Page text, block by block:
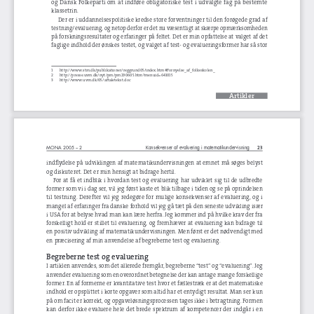
Artikler
og  Dansk  Folkeparti  om  at  indføre  obligatoriske  test  i  udvalgte  fag  på  bestemte
klassetrin.
      Der  er  i  uddannelsespolitiske  kredse  store  forventninger  til  den  forøgede  grad  af
testning/evaluering, og netop derfor er det nu væsentligt at skærpe opmærksomheden
på forskningsresultater og erfaringer på feltet. Det er min opfattelse at valget af det
faglige indhold der ønskes testet, og valget af test- og evalueringsformer har så stor
1        http://www.stm.dk/publikationer/reggrund05/index.htm#Fornyelse_af_folkeskolen_
2       http://presse.uvm.dk/nyt/pm/pm290605.htm?menuid=641015
3       http://www.uvm.dk/05/aftaletekst.doc
MONA 2005 – 2 Konsekvenser af evaluering i matematikundervisning 23
indfl
  ydelse  på  udviklingen  af  matematikundervisningen  at  emnet  må  søges  belyst
og diskuteret. Det er min hensigt at bidrage hertil.
      For  at  få  et  indblik  i  hvordan  test  og  evaluering  har  udviklet  sig  til  de  udbredte
former som vi i dag ser, vil jeg først kaste et blik tilbage i tiden og se på oprindelsen
til  testning.  Derefter  vil  jeg  redegøre  for  mulige  konsekvenser  af  evaluering,  og  i
mangel af erfaringer fra danske forhold vil jeg gå tæt på den seneste udvikling især
i USA for at belyse hvad man kan lære herfra. Jeg kommer ind på hvilke krav der fra
forskelligt  hold  er  stillet  til  evaluering,  og  fremhæver  at  evaluering  kan  bidrage  til
en positiv udvikling af matematikundervisningen. Men først er det nødvendigt med
en præcisering af min anvendelse af begreberne test og evaluering.
Begreberne test og evaluering
I artiklen anvendes, som det allerede fremgår, begreberne “test” og “evaluering”. Jeg
anvender evaluering som en overordnet betegnelse der kan antage mange forskellige
former. En af formerne er kvantitative test hvor et fællestræk er at det matematiske
indhold er opsplittet i korte opgaver som altid har et entydigt resultat. Man ser kun
på om facit er korrekt, og opgaveløsningsprocessen tages ikke i betragtning. Formen
kan  derfor  ikke  evaluere  hele  det  brede  spektrum  af  kompetencer  der  indgår  i  en